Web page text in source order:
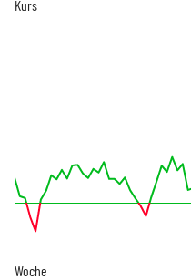
Kurs
Woche